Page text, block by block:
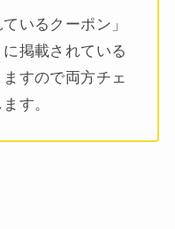
いるクーポン」
掲載されている
すので両方チェ
す。